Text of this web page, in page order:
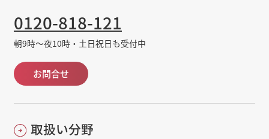
0120-818-121
朝9時～夜10時・土日祝日も受付中
お問合せ
取扱い分野